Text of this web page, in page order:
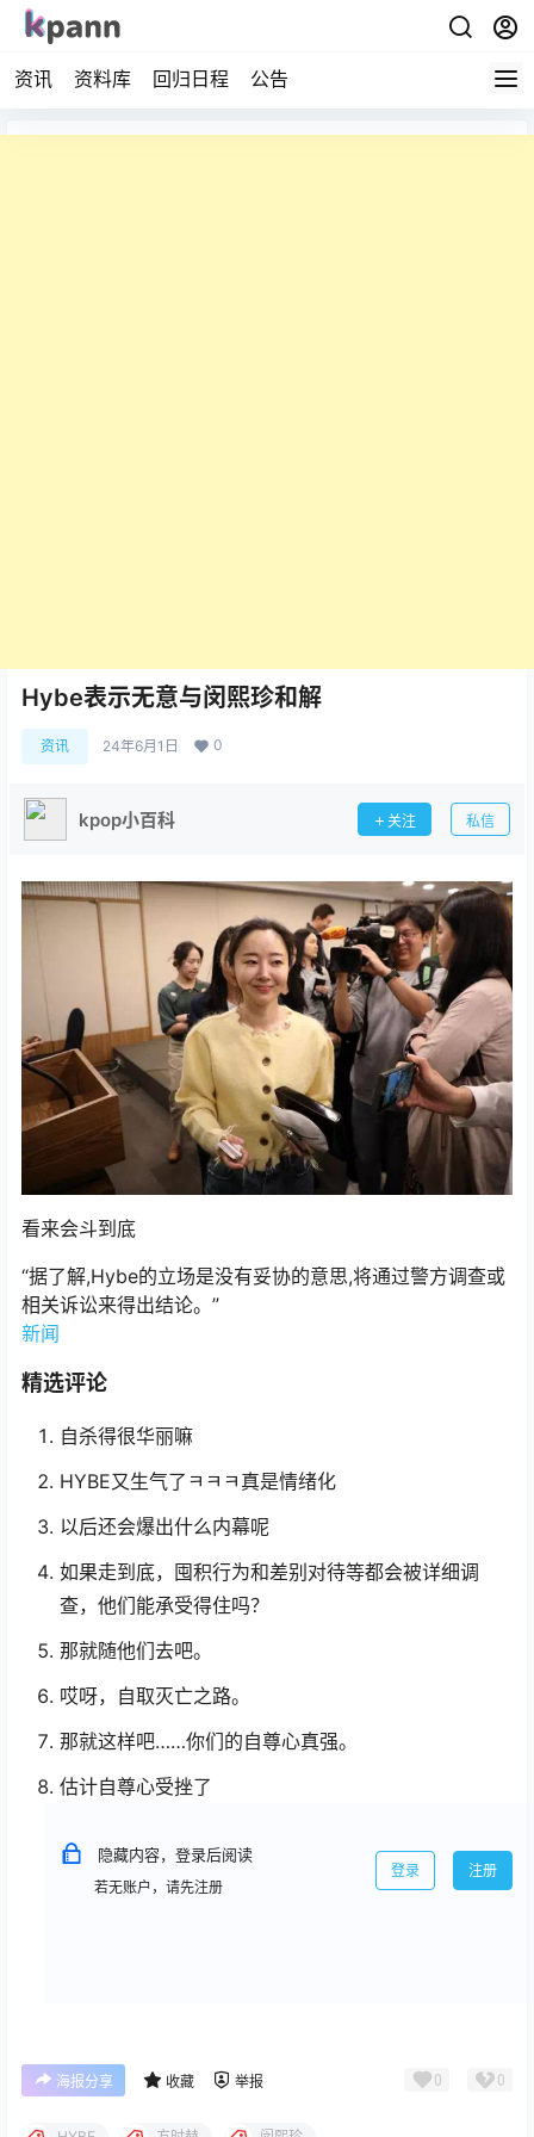
资讯 资料库 回归日程 公告
Hybe表示无意与闵熙珍和解
资讯 24年6月1日 0
kpop小百科 关注 私信
看来会斗到底
“据了解,Hybe的立场是没有妥协的意思,将通过警方调查或
相关诉讼来得出结论。”
新闻
精选评论
自杀得很华丽嘛
HYBE又生气了ㅋㅋㅋ真是情绪化
以后还会爆出什么内幕呢
如果走到底，囤积行为和差别对待等都会被详细调
查，他们能承受得住吗？
那就随他们去吧。
哎呀，自取灭亡之路。
那就这样吧……你们的自尊心真强。
估计自尊心受挫了
隐藏内容，登录后阅读
若无账户，请先注册
登录 注册
海报分享 收藏 举报 0 0